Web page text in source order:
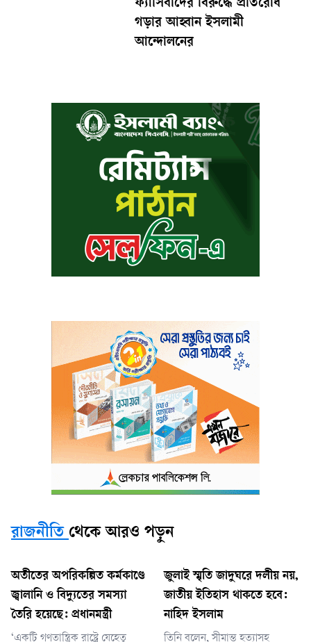
ফ্যাসিবাদের বিরুদ্ধে প্রতিরোধ
গড়ার আহ্বান ইসলামী
আন্দোলনের
রাজনীতি থেকে আরও পড়ুন
অতীতের অপরিকল্পিত কর্মকাণ্ডে
জ্বালানি ও বিদ্যুতের সমস্যা
তৈরি হয়েছে: প্রধানমন্ত্রী
‘একটি গণতান্ত্রিক রাষ্ট্রে যেহেতু
জুলাই স্মৃতি জাদুঘরে দলীয় নয়,
জাতীয় ইতিহাস থাকতে হবে:
নাহিদ ইসলাম
তিনি বলেন, সীমান্ত হত্যাসহ